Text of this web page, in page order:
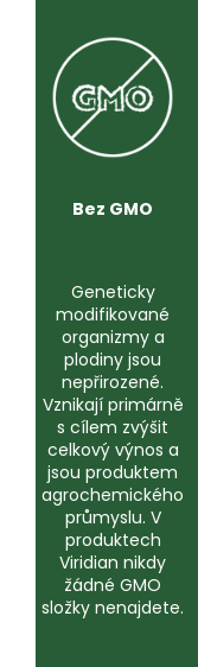
Bez GMO
Geneticky
modifikované
organizmy a
plodiny jsou
nepřirozené.
Vznikají primárně
s cílem zvýšit
celkový výnos a
jsou produktem
agrochemického
průmyslu. V
produktech
Viridian nikdy
žádné GMO
složky nenajdete.